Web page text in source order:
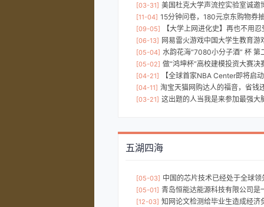
[03-31] 美国杜克大学声流控实验室诚邀博
[11-04] 15分钟问卷，180元京东购物券
[09-05] 【大学上网进化史】再也不用
[06-13] 网易雷火游戏中国大学生教育游戏设
[05-04] 水韵花海“7080小分子酒” 杯 第二届中
[05-02] 做“鸿坤杯”高校建模投资大赛决赛观众，免费
[04-21] 【全球首家NBA Center即将启
[04-11] 淘宝天猫网购达人的福音，省钱
[03-21] 这出题的人当我是来参加最强大脑的吗？
五湖四海
[05-03] 中国的芯片技术已经处于全球领
[05-01] 青岛恒能达能源科技有限公司是一家领先全球的能源，发动
[12-03] 知网论文检测给毕业生造成经济